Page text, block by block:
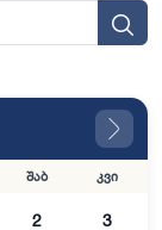
შაბ კვი
2 3